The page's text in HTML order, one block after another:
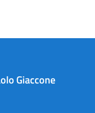
Giaccone